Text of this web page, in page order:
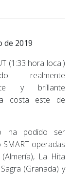
de 2019
(1:33 hora local)
realmente
y brillante
costa este de
ha podido ser
operadas
La Hita
(Granada) y